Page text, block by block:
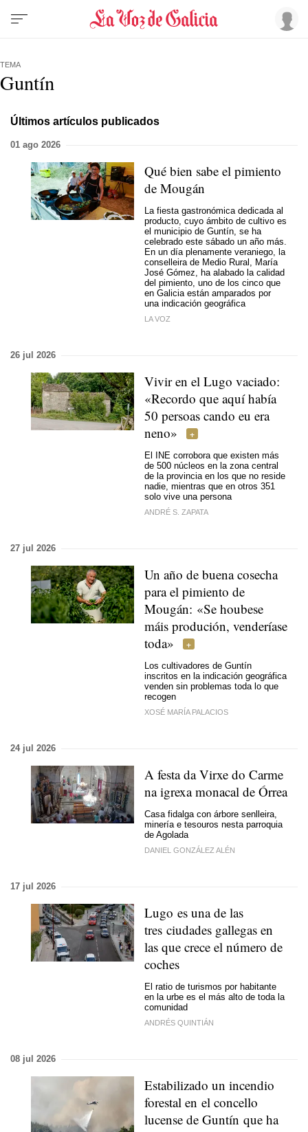
TEMA
Guntín
Últimos artículos publicados
01 ago 2026
Qué bien sabe el pimiento
de Mougán
La fiesta gastronómica dedicada al
producto, cuyo ámbito de cultivo es
el municipio de Guntín, se ha
celebrado este sábado un año más.
En un día plenamente veraniego, la
conselleira de Medio Rural, María
José Gómez, ha alabado la calidad
del pimiento, uno de los cinco que
en Galicia están amparados por
una indicación geográfica
LA VOZ
26 jul 2026
Vivir en el Lugo vaciado:
«Recordo que aquí había
50 persoas cando eu era
neno»
El INE corrobora que existen más
de 500 núcleos en la zona central
de la provincia en los que no reside
nadie, mientras que en otros 351
solo vive una persona
ANDRÉ S. ZAPATA
27 jul 2026
Un año de buena cosecha
para el pimiento de
Mougán: «Se houbese
máis produción, venderíase
toda»
Los cultivadores de Guntín
inscritos en la indicación geográfica
venden sin problemas toda lo que
recogen
XOSÉ MARÍA PALACIOS
24 jul 2026
A festa da Virxe do Carme
na igrexa monacal de Órrea
Casa fidalga con árbore senlleira,
minería e tesouros nesta parroquia
de Agolada
DANIEL GONZÁLEZ ALÉN
17 jul 2026
Lugo es una de las
tres ciudades gallegas en
las que crece el número de
coches
El ratio de turismos por habitante
en la urbe es el más alto de toda la
comunidad
ANDRÉS QUINTIÁN
08 jul 2026
Estabilizado un incendio
forestal en el concello
lucense de Guntín que ha